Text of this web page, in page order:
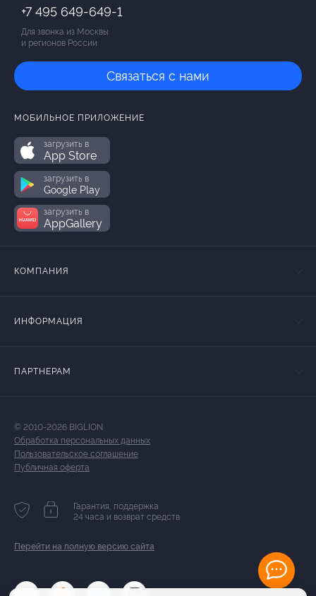
+7 495 649-649-1
Для звонка из Москвы
и регионов России
Связаться с нами
МОБИЛЬНОЕ ПРИЛОЖЕНИЕ
загрузить в
App Store
загрузить в
Google Play
загрузить в
AppGallery
КОМПАНИЯ
ИНФОРМАЦИЯ
ПАРТНЕРАМ
© 2010-2026 BIGLION
Обработка персональных данных
Пользовательское соглашение
Публичная оферта
Гарантия, поддержка
24 часа и возврат средств
Перейти на полную версию сайта